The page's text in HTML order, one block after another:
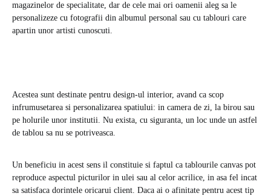
magazinelor de specialitate, dar de cele mai ori oamenii aleg sa le
personalizeze cu fotografii din albumul personal sau cu tablouri care
apartin unor artisti cunoscuti.
Acestea sunt destinate pentru design-ul interior, avand ca scop
infrumusetarea si personalizarea spatiului: in camera de zi, la birou sau
pe holurile unor institutii. Nu exista, cu siguranta, un loc unde un astfel
de tablou sa nu se potriveasca.
Un beneficiu in acest sens il constituie si faptul ca tablourile canvas pot
reproduce aspectul picturilor in ulei sau al celor acrilice, in asa fel incat
sa satisfaca dorintele oricarui client. Daca ai o afinitate pentru acest tip